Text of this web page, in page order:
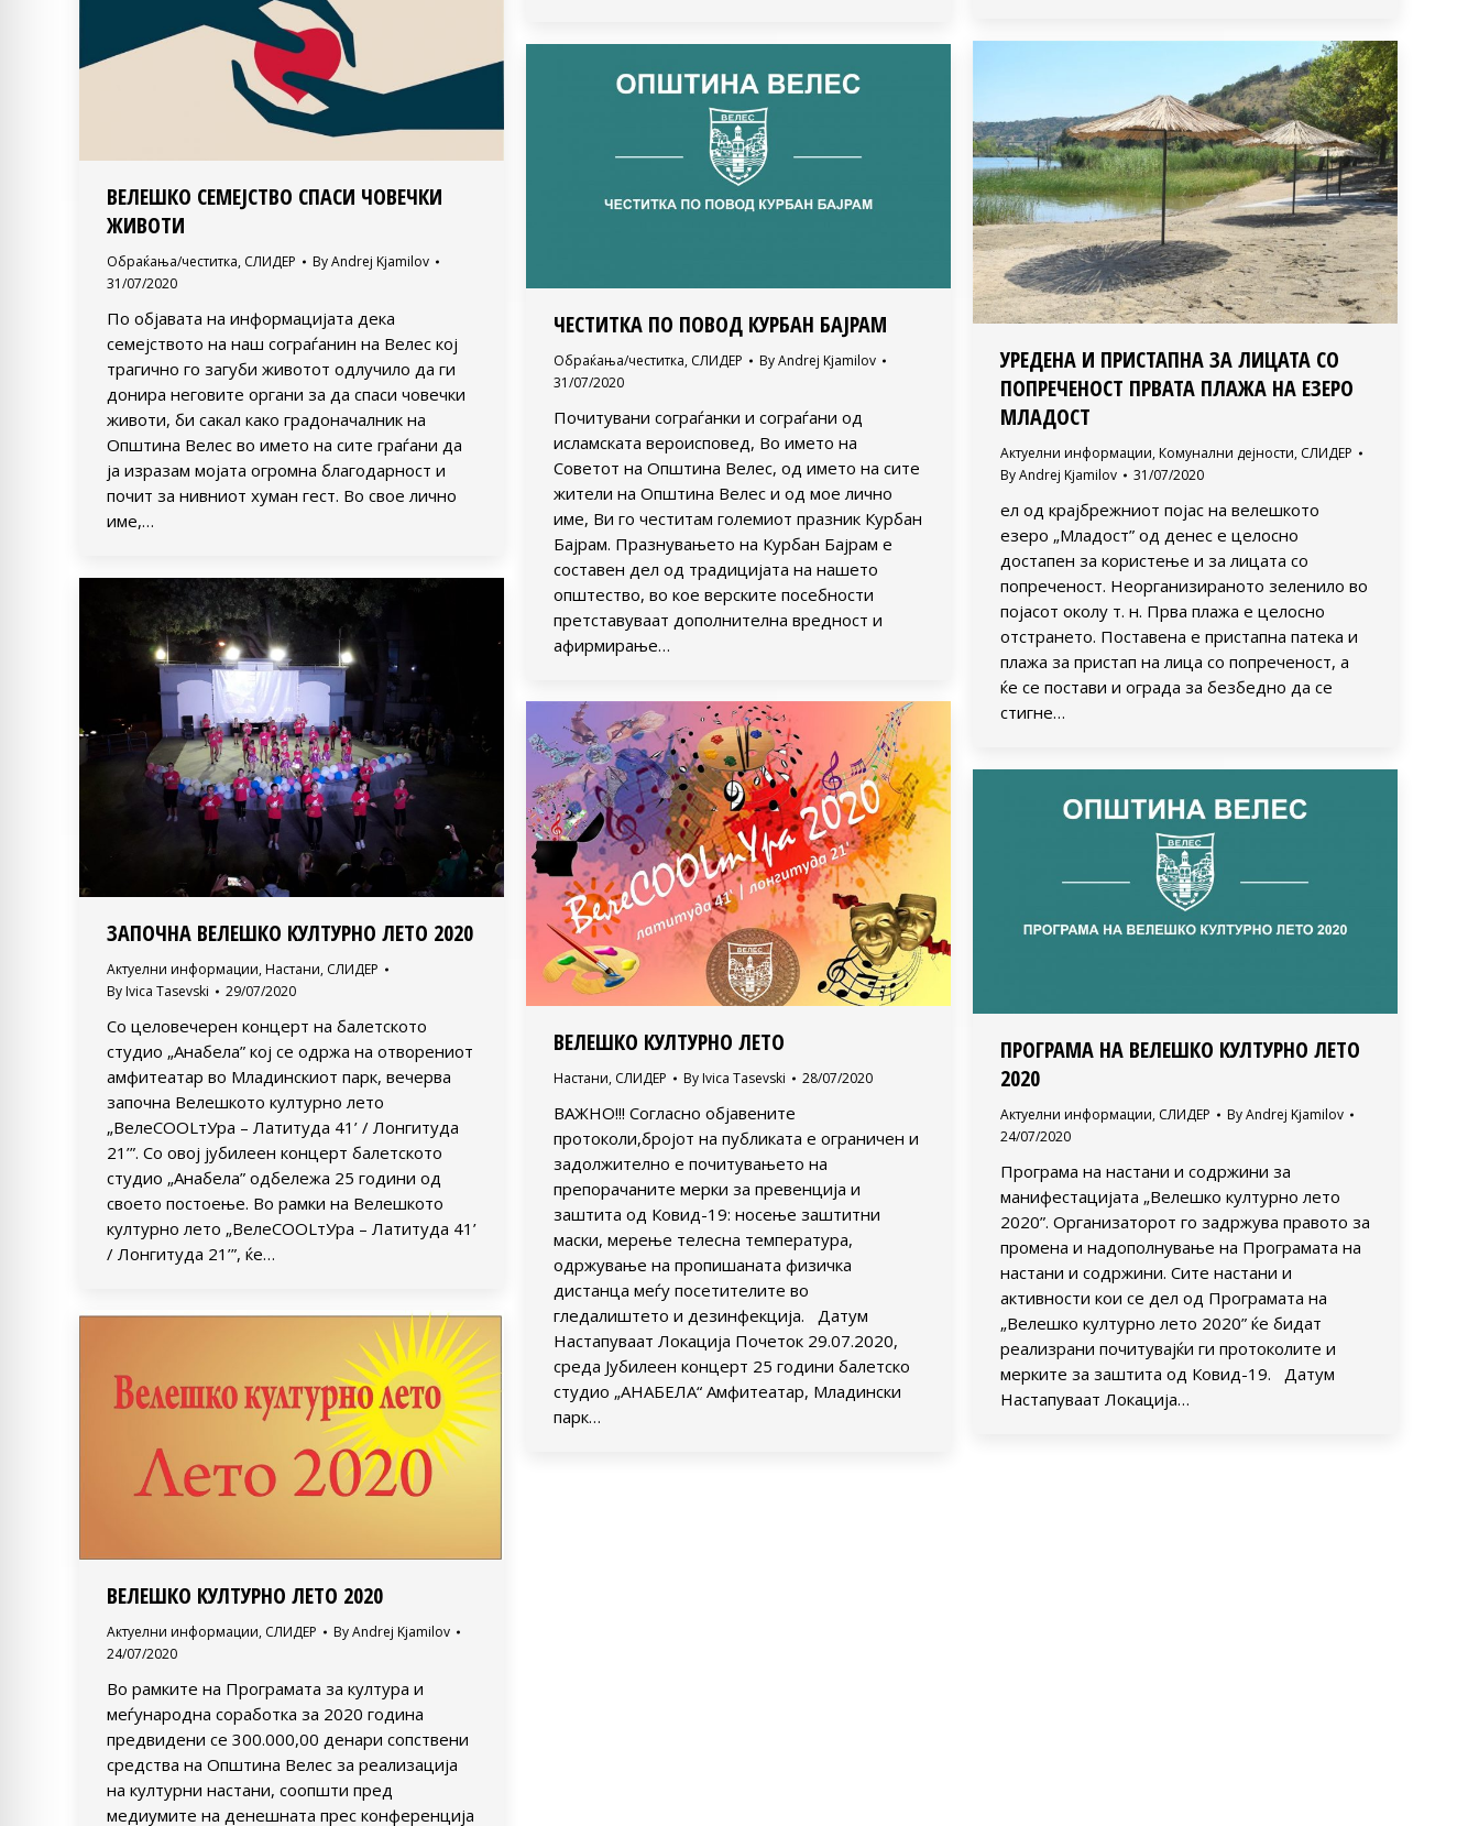
ВЕЛЕШКО СЕМЕЈСТВО СПАСИ ЧОВЕЧКИ
ЖИВОТИ
Обраќања/честитка, СЛИДЕР ByAndrej Kjamilov
31/07/2020
По објавата на информацијата дека
семејството на наш сограѓанин на Велес кој
трагично го загуби животот одлучило да ги
донира неговите органи за да спаси човечки
животи, би сакал како градоначалник на
Општина Велес во името на сите граѓани да
ја изразам мојата огромна благодарност и
почит за нивниот хуман гест. Во свое лично
име,…
УРЕДЕНА И ПРИСТАПНА ЗА ЛИЦАТА СО
ПОПРЕЧЕНОСТ ПРВАТА ПЛАЖА НА ЕЗЕРО
МЛАДОСТ
Актуелни информации, Комунални дејности, СЛИДЕР
ByAndrej Kjamilov 31/07/2020
ел од крајбрежниот појас на велешкото
езеро „Младост” од денес е целосно
достапен за користење и за лицата со
попреченост. Неорганизираното зеленило во
појасот околу т. н. Прва плажа е целосно
отстрането. Поставена е пристапна патека и
плажа за пристап на лица со попреченост, а
ќе се постави и ограда за безбедно да се
стигне…
ЧЕСТИТКА ПО ПОВОД КУРБАН БАЈРАМ
Обраќања/честитка, СЛИДЕР ByAndrej Kjamilov
31/07/2020
Почитувани сограѓанки и сограѓани од
исламската вероисповед, Во името на
Советот на Општина Велес, од името на сите
жители на Општина Велес и од мое лично
име, Ви го честитам големиот празник Курбан
Бајрам. Празнувањето на Курбан Бајрам е
составен дел од традицијата на нашето
општество, во кое верските посебности
претставуваат дополнителна вредност и
афирмирање…
ЗАПОЧНА ВЕЛЕШКО КУЛТУРНО ЛЕТО 2020
Актуелни информации, Настани, СЛИДЕР
By Ivica Tasevski 29/07/2020
Со целовечерен концерт на балетското
студио „Анабела” кој се одржа на отворениот
амфитеатар во Младинскиот парк, вечерва
започна Велешкото културно лето
„ВелеСOOLтУра – Латитуда 41’ / Лонгитуда
21’”. Со овој јубилеен концерт балетското
студио „Анабела” одбележа 25 години од
своето постоење. Во рамки на Велешкото
културно лето „ВелеСOOLтУра – Латитуда 41’
/ Лонгитуда 21’”, ќе…
ВЕЛЕШКО КУЛТУРНО ЛЕТО
Настани, СЛИДЕР By Ivica Tasevski 28/07/2020
ВАЖНО!!! Согласно објавените
протоколи,бројот на публиката е ограничен и
задолжително е почитувањето на
препорачаните мерки за превенција и
заштита од Ковид-19: носење заштитни
маски, мерење телесна температура,
одржување на пропишаната физичка
дистанца меѓу посетителите во
гледалиштето и дезинфекција. Датум
Настапуваат Локација Почеток 29.07.2020,
среда Јубилеен концерт 25 години балетско
студио „АНАБЕЛА“ Амфитеатар, Младински
парк…
ПРОГРАМА НА ВЕЛЕШКО КУЛТУРНО ЛЕТО
2020
Актуелни информации, СЛИДЕР ByAndrej Kjamilov
24/07/2020
Програма на настани и содржини за
манифестацијата „Велешко културно лето
2020”. Организаторот го задржува правото за
промена и надополнување на Програмата на
настани и содржини. Сите настани и
активности кои се дел од Програмата на
„Велешко културно лето 2020” ќе бидат
реализрани почитувајќи ги протоколите и
мерките за заштита од Ковид-19. Датум
Настапуваат Локација…
ВЕЛЕШКО КУЛТУРНО ЛЕТО 2020
Актуелни информации, СЛИДЕР ByAndrej Kjamilov
24/07/2020
Во рамките на Програмата за култура и
меѓународна соработка за 2020 година
предвидени се 300.000,00 денари сопствени
средства на Општина Велес за реализација
на културни настани, соопшти пред
медиумите на денешната прес конференција